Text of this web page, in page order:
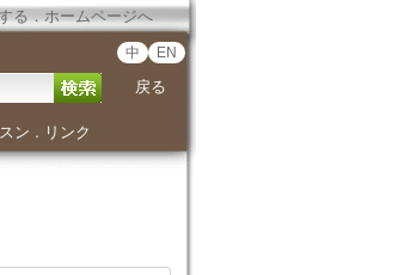
る．ホームページへ
中 EN
戻る
ン ． リンク